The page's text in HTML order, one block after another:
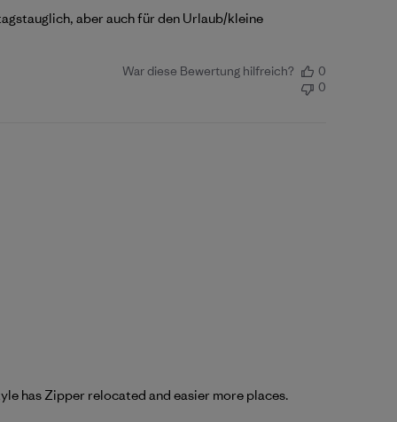
aber auch für den Urlaub/kleine
War diese Bewertung hilfreich?
0
0
has Zipper relocated and easier more places.